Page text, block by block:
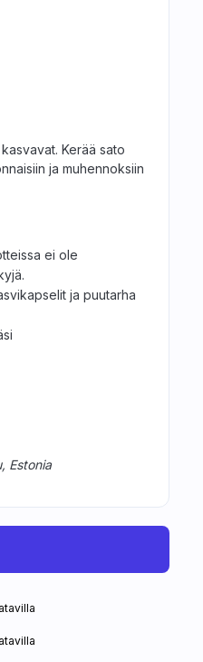
Kerää sato
ja muhennoksiin
ei ole
ja puutarha
Estonia